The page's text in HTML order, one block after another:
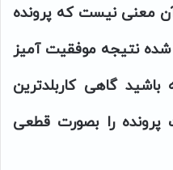
معنی نیست که پرونده
نتیجه موفقیت آمیز
گاهی کاربلدترین
پرونده را بصورت قطعی